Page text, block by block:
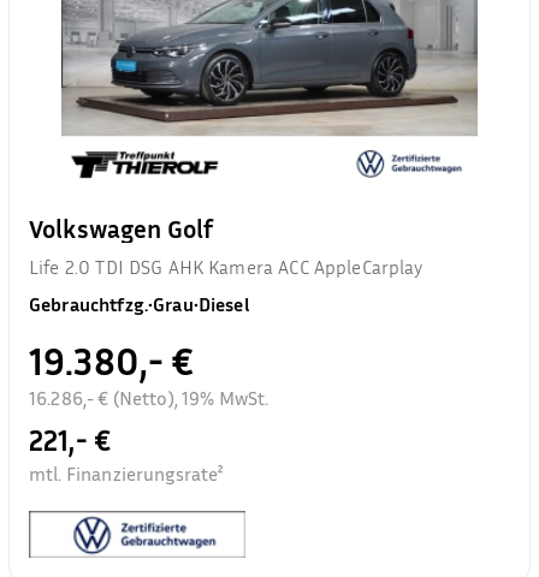
Volkswagen Golf
Life 2.0 TDI DSG AHK Kamera ACC AppleCarplay
Gebrauchtfzg.•Grau•Diesel
19.380,- €
16.286,- € (Netto), 19% MwSt.
221,- €
mtl. Finanzierungsrate²